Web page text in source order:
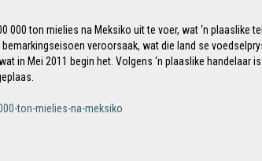
000 ton mielies na Meksiko uit te voer, wat ‘n plaaslike
bemarkingseisoen veroorsaak, wat die land se
in Mei 2011 begin het. Volgens ‘n plaaslike
ton-mielies-na-meksiko